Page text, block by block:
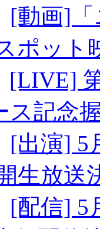
[動画]
ポット
[LIVE]
ス記念
[出演] 5
生放送
[配信] 5